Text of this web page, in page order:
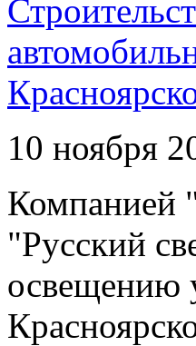
10 ноября
Компанией
"Русский
освещению